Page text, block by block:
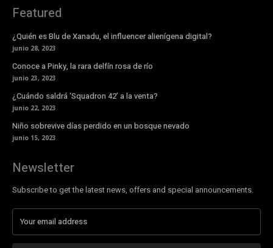
Featured
¿Quién es Blu de Xanadu, el influencer alienígena digital?
junio 28, 2023
Conoce a Pinky, la rara delfín rosa de río
junio 23, 2023
¿Cuándo saldrá ‘Squadron 42’ a la venta?
junio 22, 2023
Niño sobrevive días perdido en un bosque nevado
junio 15, 2023
Newsletter
Subscribe to get the latest news, offers and special announcements.